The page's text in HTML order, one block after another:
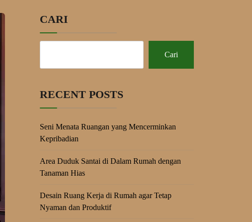
CARI
Cari
RECENT POSTS
Seni Menata Ruangan yang Mencerminkan
Kepribadian
Area Duduk Santai di Dalam Rumah dengan
Tanaman Hias
Desain Ruang Kerja di Rumah agar Tetap
Nyaman dan Produktif